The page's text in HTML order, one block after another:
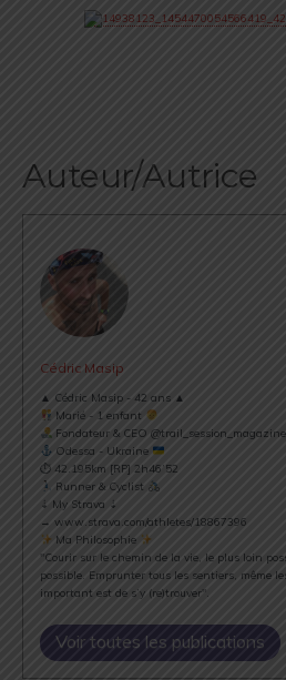
Auteur/Autrice
Cédric Masip
▲ Cédric Masip - 42 ans ▲
Marié - 1 enfant
Fondateur & CEO @trail_session_magazine
Odessa - Ukraine
⏱ 42.195km [RP] 2h46’52
Runner & Cyclist
⇣ My Strava ⇣
→ www.strava.com/athletes/18867396
Ma Philosophie
"Courir sur le chemin de la vie, le plus loin
possible. Emprunter tous les sentiers, même
important est de s’y (re)trouver".
Voir toutes les publications